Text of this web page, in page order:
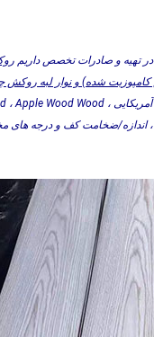
تهیه و صادرات تخصص داریم
شده) و نوار لبه روکش
پانل ، اندازه/ضخامت کف و